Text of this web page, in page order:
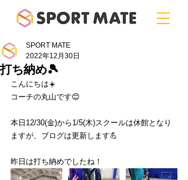
打ち納め🎾
SPORT MATE
2022年12月30日
こんにちは☀️
コーチの丸山です😊
本日12/30(金)から1/5(木)スクールは休館となり
ますが、ブログは更新します💪
昨日は打ち納めでしたね！